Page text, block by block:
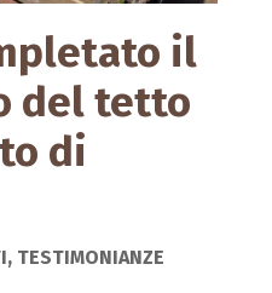
il
del tetto
di
, TESTIMONIANZE